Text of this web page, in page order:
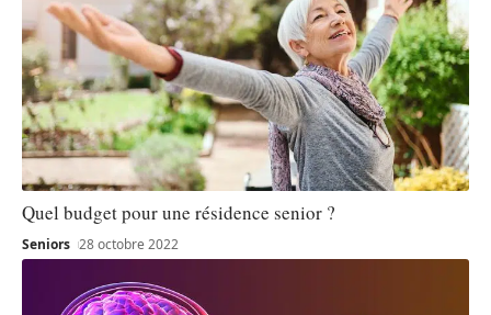
Quel budget pour une résidence senior ?
Seniors 28 octobre 2022